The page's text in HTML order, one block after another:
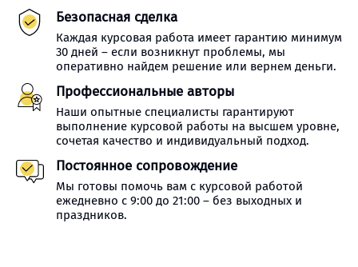
Безопасная сделка
Каждая курсовая работа имеет гарантию минимум
30 дней – если возникнут проблемы, мы
оперативно найдем решение или вернем деньги.
Профессиональные авторы
Наши опытные специалисты гарантируют
выполнение курсовой работы на высшем уровне,
сочетая качество и индивидуальный подход.
Постоянное сопровождение
Мы готовы помочь вам с курсовой работой
ежедневно с 9:00 до 21:00 – без выходных и
праздников.